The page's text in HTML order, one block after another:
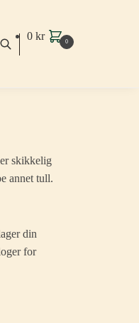
0kr 0
skikkelig
annet tull.
din
for